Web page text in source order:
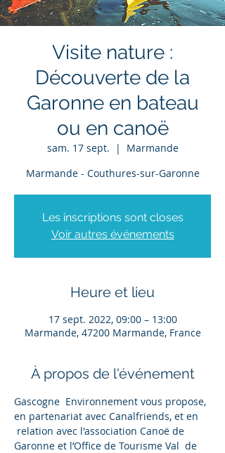
Visite nature :
Découverte de la
Garonne en bateau
ou en canoë
sam. 17 sept.
  |
Marmande
Marmande - Couthures-sur-Garonne
Les inscriptions sont closes
Voir autres événements
Heure et lieu
17 sept. 2022, 09:00 – 13:00
Marmande, 47200 Marmande, France
À propos de l'événement
Gascogne  Environnement vous propose,
en partenariat avec Canalfriends, et en
relation avec l'association Canoë de
Garonne et l’Office de Tourisme Val  de